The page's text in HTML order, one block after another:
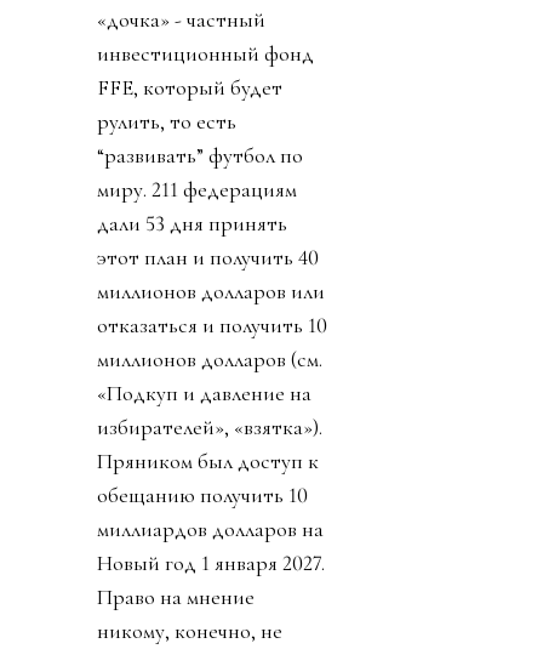
«дочка» - частный
инвестиционный фонд
FFE, который будет
рулить, то есть
“развивать” футбол по
миру. 211 федерациям
дали 53 дня принять
этот план и получить 40
миллионов долларов или
отказаться и получить 10
миллионов долларов (см.
«Подкуп и давление на
избирателей», «взятка»).
Пряником был доступ к
обещанию получить 10
миллиардов долларов на
Новый год 1 января 2027.
Право на мнение
никому, конечно, не